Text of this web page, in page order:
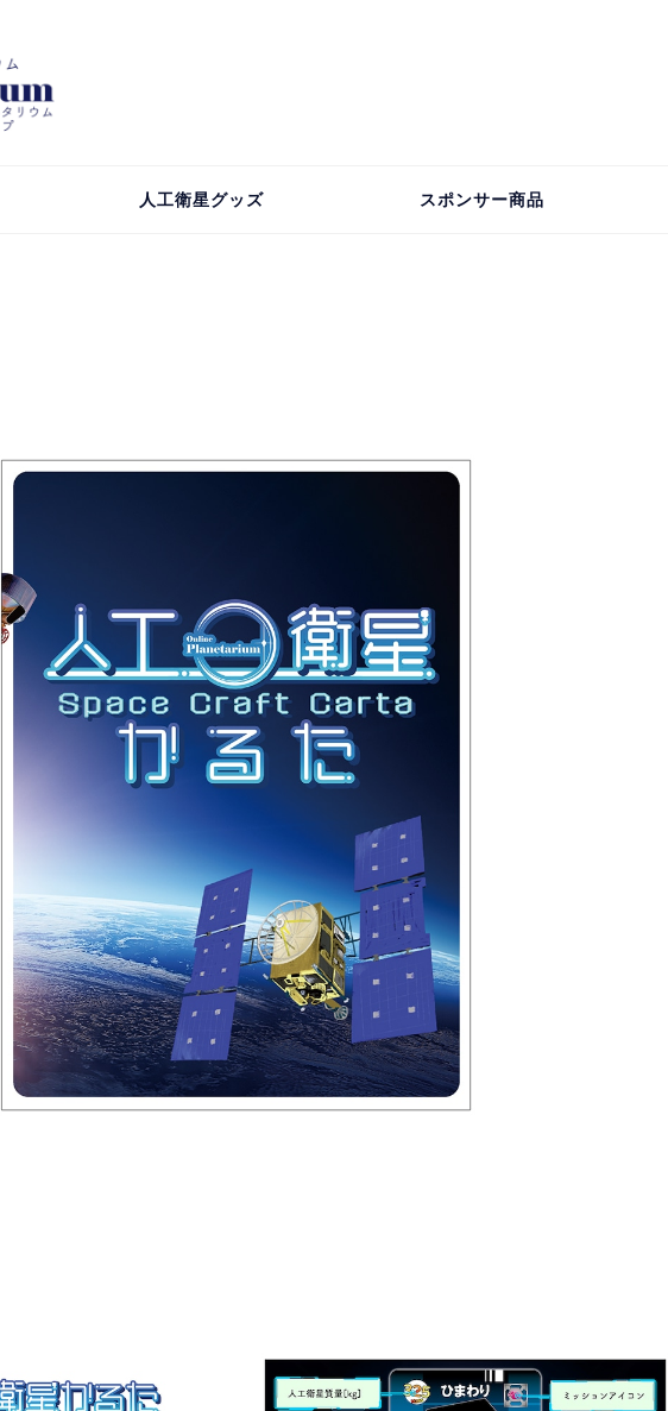
人工衛星グッズ スポンサー商品